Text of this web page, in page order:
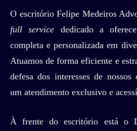
O escritório Felipe Medeiros
full service dedicado a
completa e personalizada em
Atuamos de forma eficiente e
defesa dos interesses de
um atendimento exclusivo e
À frente do escritório está o